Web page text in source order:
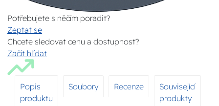
Potřebujete s něčím poradit?
Zeptat se
Chcete sledovat cenu a dostupnost?
Začít hlídat
Popis
produktu
Soubory Recenze
Související
produkty